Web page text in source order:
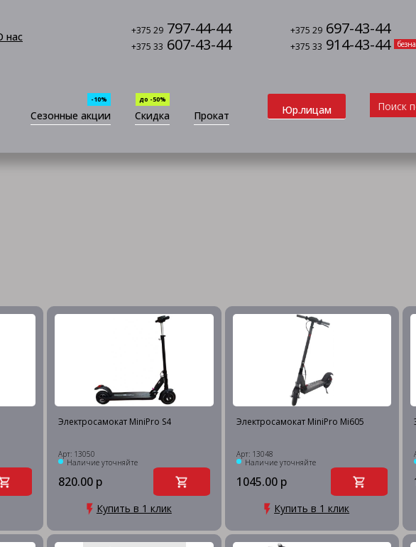
нас +375 29 797-44-44 +375 29 697-43-44
+375 33 607-43-44 +375 33 914-43-44
Сезонные акции
-10%
Скидка
до -50%
Прокат Юр.лицам
Электросамокат MiniPro S4
Арт: 13050
Наличие уточняйте
820.00 р
Купить в 1 клик
Электросамокат MiniPro Mi605
Арт: 13048
Наличие уточняйте
1045.00 р
Купить в 1 клик